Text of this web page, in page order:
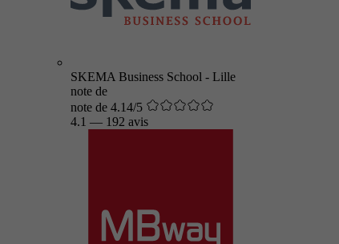
SKEMA Business School - Lille
note de
note de 4.14/5
4.1 — 192 avis